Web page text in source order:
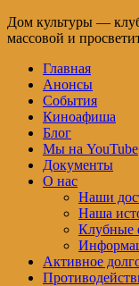
Дом культуры —
массовой и
Главная
Анонсы
События
Киноафиша
Блог
Мы на YouTube
Документы
О нас
Наши
Наша
Клубные
Активное